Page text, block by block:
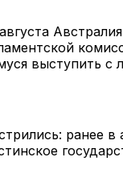
выступить с
ранее в